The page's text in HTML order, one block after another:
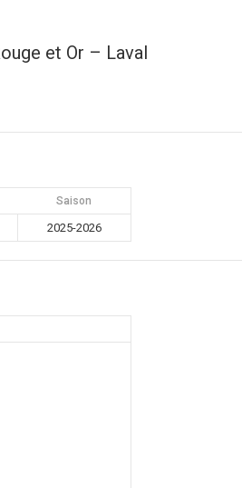
et Or – Laval
Saison
2025-2026